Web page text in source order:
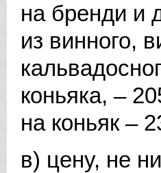
на бренди и
из винного,
коньяка, –
на коньяк –
в) цену, не